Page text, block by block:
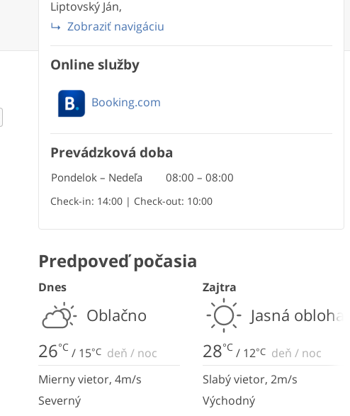
Liptovský Ján,
Zobraziť navigáciu
Online služby
Booking.com
Prevádzková doba
Pondelok – Nedeľa 08:00 – 08:00
Check-in: 14:00 | Check-out: 10:00
Predpoveď počasia
Dnes
Oblačno
26°C / 15°C deň / noc
Mierny vietor, 4m/s
Severný
Zajtra
Jasná obloha
28°C / 12°C deň / noc
Slabý vietor, 2m/s
Východný